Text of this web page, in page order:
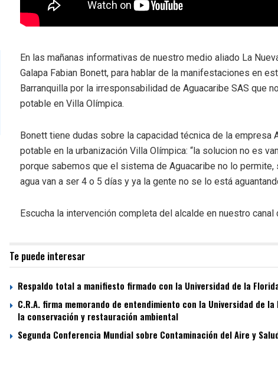
En las mañanas informativas de nuestro medio aliado La
Galapa Fabian Bonett, para hablar de la manifestaciones en
Barranquilla por la irresponsabilidad de Aguacaribe SAS que
potable en Villa Olímpica.
Bonett tiene dudas sobre la capacidad técnica de la empresa
potable en la urbanización Villa Olímpica: “la solucion no es
porque sabemos que el sistema de Aguacaribe no lo permite,
agua van a ser 4 o 5 días y ya la gente no se lo está
Escucha la intervención completa del alcalde en nuestro canal
Te puede interesar
Respaldo total a manifiesto firmado con la Universidad de la
C.R.A. firma memorando de entendimiento con la Universidad de
la conservación y restauración ambiental
Segunda Conferencia Mundial sobre Contaminación del Aire y